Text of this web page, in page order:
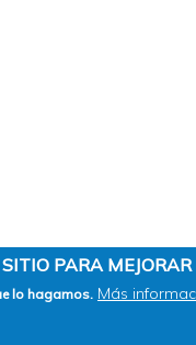
PARA
lo hagamos. Más